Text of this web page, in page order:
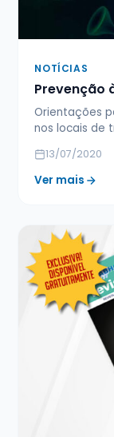
NOTÍCIAS
Prevenção
Orientações
nos locais de
13/07/2020
Ver mais